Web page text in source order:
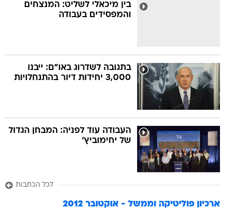
בין מיכאלי לשליט: המנצחים
והמפסידים בעבודה
בתגובה לשדרוג באו"ם: ייבנו
3,000 יחידות דיור בהתנחלויות
העבודה עוד לפניה: המבחן הגדול
של יחימוביץ'
לכל הכתבות
ארכיון פוליטיקה וממשל - אוקטובר 2012